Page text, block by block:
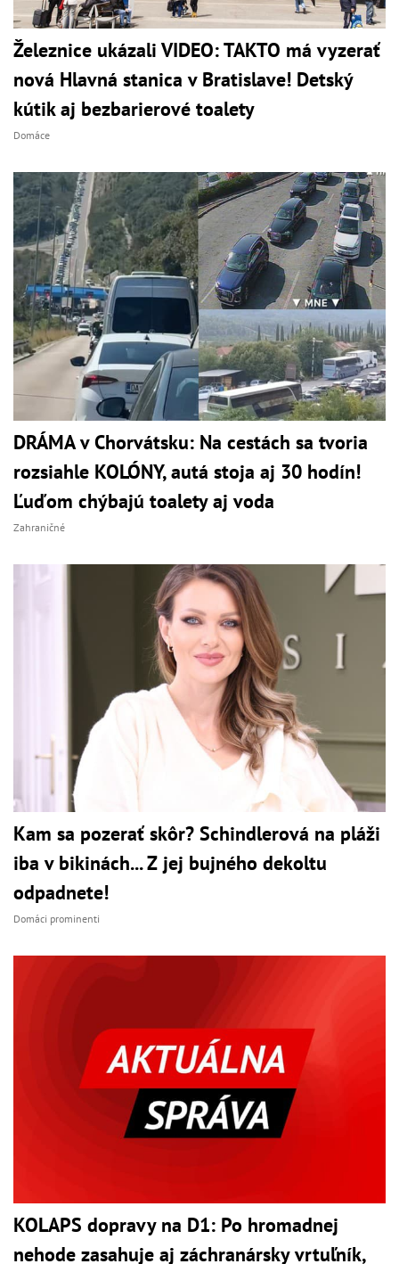
Železnice ukázali VIDEO: TAKTO má vyzerať
nová Hlavná stanica v Bratislave! Detský
kútik aj bezbarierové toalety
Domáce
DRÁMA v Chorvátsku: Na cestách sa tvoria
rozsiahle KOLÓNY, autá stoja aj 30 hodín!
Ľuďom chýbajú toalety aj voda
Zahraničné
Kam sa pozerať skôr? Schindlerová na pláži
iba v bikinách... Z jej bujného dekoltu
odpadnete!
Domáci prominenti
KOLAPS dopravy na D1: Po hromadnej
nehode zasahuje aj záchranársky vrtuľník,